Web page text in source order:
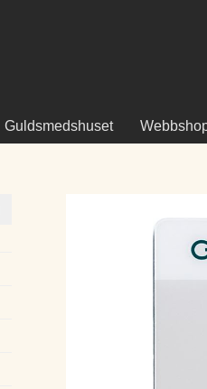
Guldsmedshuset